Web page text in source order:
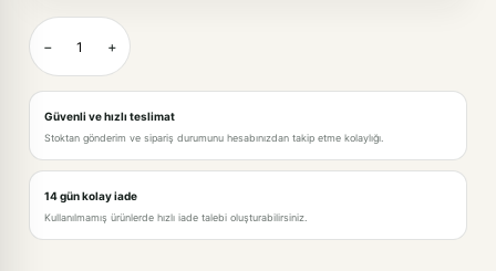
− +
Güvenli ve hızlı teslimat
Stoktan gönderim ve sipariş durumunu hesabınızdan takip etme kolaylığı.
14 gün kolay iade
Kullanılmamış ürünlerde hızlı iade talebi oluşturabilirsiniz.